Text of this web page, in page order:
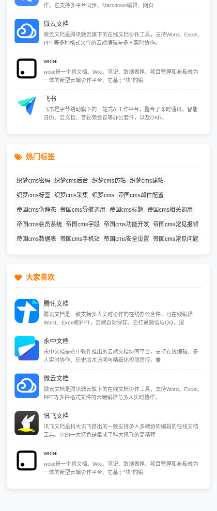
作。它支持多平台同步、Markdown编辑、网页
微云文档
微云文档是腾讯微云旗下的在线文档协作工具，支持Word、Excel、
PPT等多种格式文件的云端编辑与多人实时协作。
wolai
wolai是一个将文档、Wiki、笔记、数据表格、项目管理和看板融为
一体的新型云端协作平台。它基于“块”的编
飞书
飞书是字节跳动旗下的一站式AI工作平台，整合了即时通讯、智能
日历、云文档、音视频会议等办公套件，以及OKR、
热门标签
织梦cms密码 织梦cms后台 织梦cms仿站 织梦cms建站
织梦cms标签 织梦cms采集 织梦cms 帝国cms邮件配置
帝国cms伪静态 帝国cms导航调用 帝国cms标题 帝国cms相关调用
帝国cms会员系统 帝国cms字段 帝国cms功能开发 帝国cms常见报错
帝国cms数据表 帝国cms手机站 帝国cms安全设置 帝国cms常见问题
大家喜欢
腾讯文档
腾讯文档是一款支持多人实时协作的在线办公套件，可在线编辑
Word、Excel和PPT，云端自动保存。它打通微信与QQ，提
永中文档
永中文档是永中软件推出的云端文档协同平台，支持在线编辑、多
人实时协作、历史版本追溯与精细化权限管控。兼
微云文档
微云文档是腾讯微云旗下的在线文档协作工具，支持Word、Excel、
PPT等多种格式文件的云端编辑与多人实时协作。
讯飞文档
讯飞文档是科大讯飞推出的一款支持多人多端协同编辑的在线文档
工具。它的一大特色是集成了科大讯飞的高精转
wolai
wolai是一个将文档、Wiki、笔记、数据表格、项目管理和看板融为
一体的新型云端协作平台。它基于“块”的编